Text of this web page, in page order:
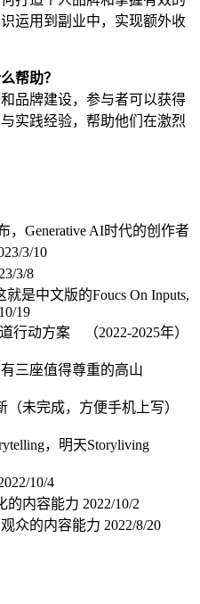
运用到副业中，实现额外收
帮助？
品牌建设，参与者可以获得
实践经验，帮助他们在激烈
，Generative AI时代的创作者
3/10
3/8
是中文版的Foucs On Inputs,
19
行动方案 （2022-2025年）
三座值得尊重的高山
（未完成，方便手机上写）
，明天Storyliving
10/4
的内容能力 2022/10/2
众的内容能力 2022/8/20